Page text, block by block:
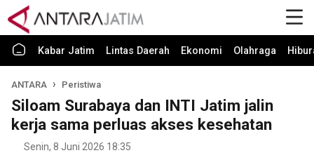
Kabar Jatim Lintas Daerah Ekonomi Olahraga
ANTARA Peristiwa
Siloam Surabaya dan INTI Jatim jalin
kerja sama perluas akses kesehatan
Senin, 8 Juni 2026 18:35